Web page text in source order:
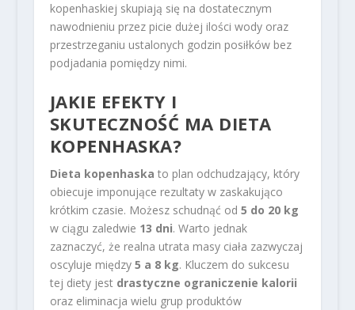
kopenhaskiej skupiają się na dostatecznym
nawodnieniu przez picie dużej ilości wody oraz
przestrzeganiu ustalonych godzin posiłków bez
podjadania pomiędzy nimi.
JAKIE EFEKTY I
SKUTECZNOŚĆ MA DIETA
KOPENHASKA?
Dieta kopenhaska to plan odchudzający, który
obiecuje imponujące rezultaty w zaskakująco
krótkim czasie. Możesz schudnąć od 5 do 20 kg
w ciągu zaledwie 13 dni. Warto jednak
zaznaczyć, że realna utrata masy ciała zazwyczaj
oscyluje między 5 a 8 kg. Kluczem do sukcesu
tej diety jest drastyczne ograniczenie kalorii
oraz eliminacja wielu grup produktów